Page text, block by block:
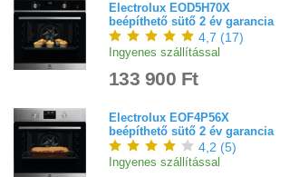
Electrolux EOD5H70X
beépíthető sütő 2 év garancia
4,7 (17)
Ingyenes szállítással
133 900 Ft
Electrolux EOF4P56X
beépíthető sütő 2 év garancia
4,2 (5)
Ingyenes szállítással